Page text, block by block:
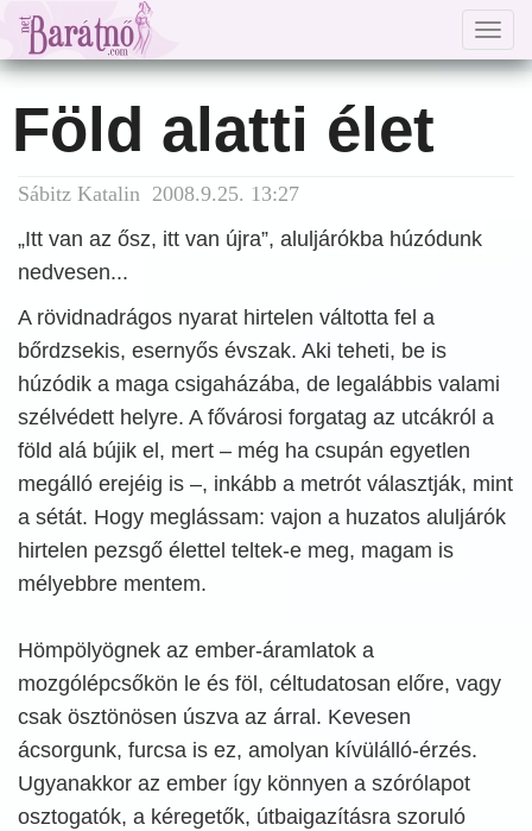
Föld alatti élet
Sábitz Katalin 2008.9.25. 13:27
„Itt van az ősz, itt van újra”, aluljárókba húzódunk
nedvesen...
A rövidnadrágos nyarat hirtelen váltotta fel a
bőrdzsekis, esernyős évszak. Aki teheti, be is
húzódik a maga csigaházába, de legalábbis valami
szélvédett helyre. A fővárosi forgatag az utcákról a
föld alá bújik el, mert – még ha csupán egyetlen
megálló erejéig is –, inkább a metrót választják, mint
a sétát. Hogy meglássam: vajon a huzatos aluljárók
hirtelen pezsgő élettel teltek-e meg, magam is
mélyebbre mentem.
Hömpölyögnek az ember-áramlatok a
mozgólépcsőkön le és föl, céltudatosan előre, vagy
csak ösztönösen úszva az árral. Kevesen
ácsorgunk, furcsa is ez, amolyan kívülálló-érzés.
Ugyanakkor az ember így könnyen a szórólapot
osztogatók, a kéregetők, útbaigazításra szoruló